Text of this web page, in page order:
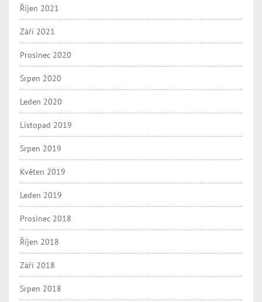
Říjen 2021
Září 2021
Prosinec 2020
Srpen 2020
Leden 2020
Listopad 2019
Srpen 2019
Květen 2019
Leden 2019
Prosinec 2018
Říjen 2018
Září 2018
Srpen 2018